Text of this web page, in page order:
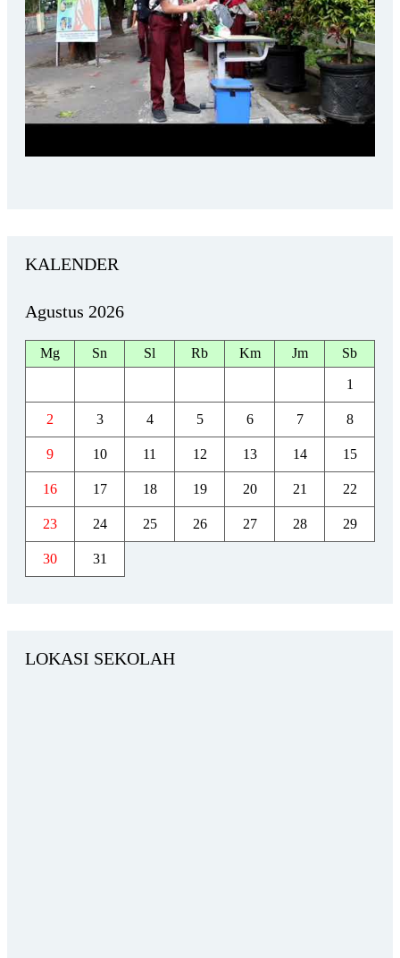
KALENDER
Agustus 2026
Mg Sn Sl Rb Km Jm Sb
1
2 3 4 5 6 7 8
9 10 11 12 13 14 15
16 17 18 19 20 21 22
23 24 25 26 27 28 29
30 31
LOKASI SEKOLAH